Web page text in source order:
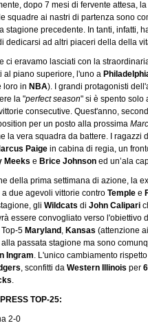
dopo 7 mesi di fervente attesa,
squadre ai nastri di partenza sono
stagione precedente. In tanti, infatti,
dedicarsi ad altri piaceri della della
ci eravamo lasciati con la
al piano superiore, l'uno a
loro in NBA). I grandi protagonisti
la "perfect season" si è spento solo
consecutive. Quest'anno,
per un posto alla prossima
la vera squadra da battere. I ragazzi
Paige in cabina di regia, un
Meeks e Brice Johnson ed un’ala
della prima settimana di azione, la
due agevoli vittorie contro Temple e
gli Wildcats di John Calipari
essere convogliato verso l'obiettivo
5 Maryland , Kansas (attenzione ai
passata stagione ma sono
Ingram. L'unico cambiamento
, sconfitti da Western Illinois per
.
TOP-25:
2-0